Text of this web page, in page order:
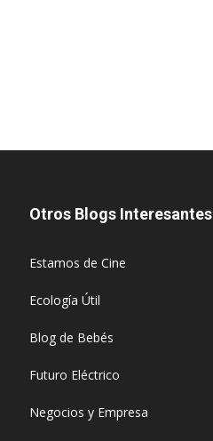
Otros Blogs Interesantes
Estamos de Cine
Ecología Útil
Blog de Bebés
Futuro Eléctrico
Negocios y Empresa